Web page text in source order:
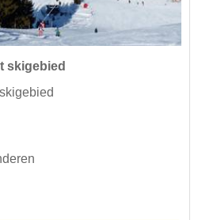
skigebied